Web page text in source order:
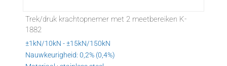
Trek/druk krachtopnemer met 2 meetbereiken K-
1882
±1kN/10kN - ±15kN/150kN
Nauwkeurigheid: 0,2% (0,4%)